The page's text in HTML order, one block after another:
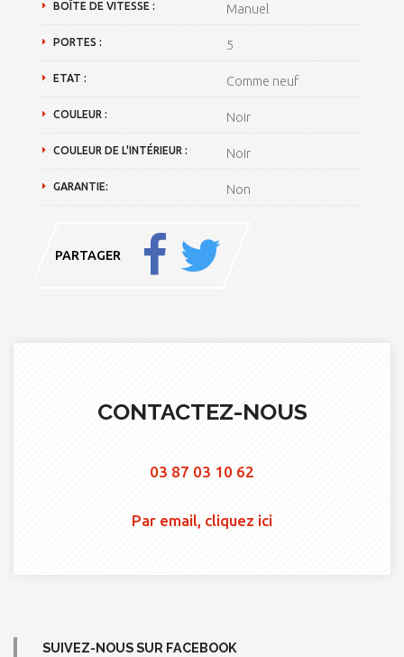
BOÎTE DE VITESSE : Manuel
PORTES : 5
ETAT : Comme neuf
COULEUR : Noir
COULEUR DE L'INTÉRIEUR : Noir
GARANTIE: Non
PARTAGER
CONTACTEZ-NOUS
03 87 03 10 62
Par email, cliquez ici
SUIVEZ-NOUS SUR FACEBOOK